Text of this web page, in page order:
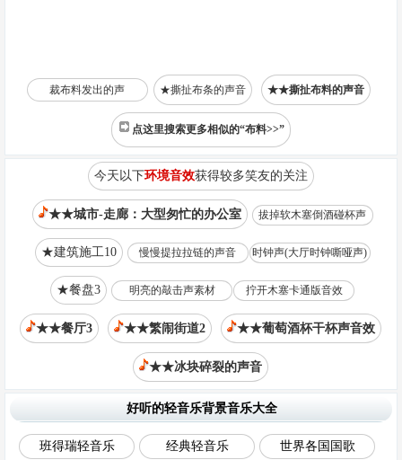
裁布料发出的声 ★撕扯布条的声音 ★★撕扯布料的声音
点这里搜索更多相似的“布料>>”
今天以下环境音效获得较多笑友的关注
★★城市-走廊：大型匆忙的办公室 拔掉软木塞倒酒碰杯声
★建筑施工10 慢慢提拉拉链的声音 时钟声(大厅时钟嘶哑声)
★餐盘3 明亮的敲击声素材 拧开木塞卡通版音效
★★餐厅3 ★★繁闹街道2 ★★葡萄酒杯干杯声音效
★★冰块碎裂的声音
好听的轻音乐背景音乐大全
班得瑞轻音乐 经典轻音乐 世界各国国歌